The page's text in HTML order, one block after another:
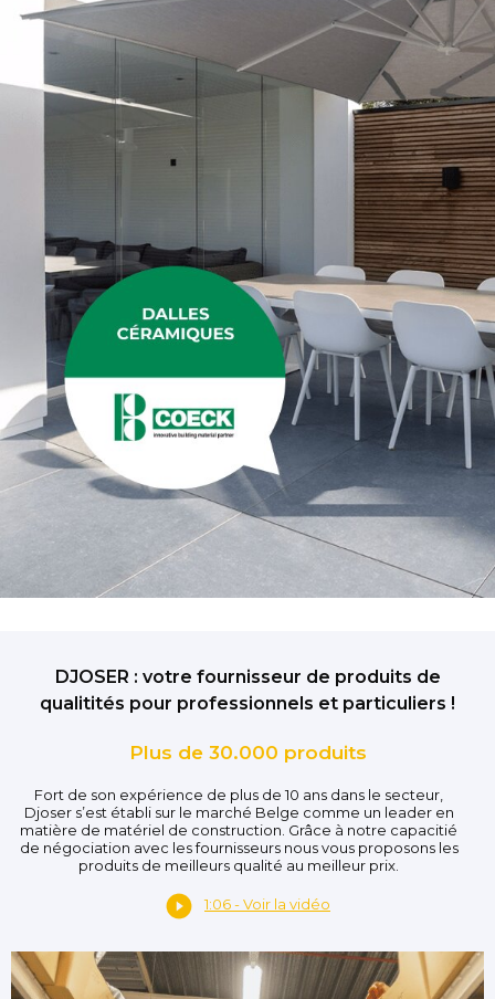
DJOSER : votre fournisseur de produits de
qualitités pour professionnels et particuliers !
Plus de 30.000 produits
Fort de son expérience de plus de 10 ans dans le secteur,
Djoser s’est établi sur le marché Belge comme un leader en
matière de matériel de construction. Grâce à notre capacitié
de négociation avec les fournisseurs nous vous proposons les
produits de meilleurs qualité au meilleur prix.
1:06 - Voir la vidéo